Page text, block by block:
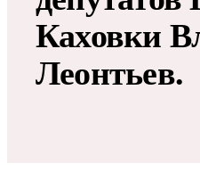
Каховки
Леонтьев.